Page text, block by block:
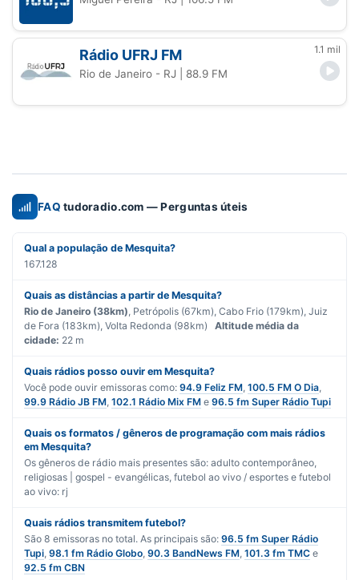
Rádio UFRJ FM 1.1 mil
Rio de Janeiro - RJ | 88.9 FM
FAQ tudoradio.com — Perguntas úteis
Qual a população de Mesquita?
167.128
Quais as distâncias a partir de Mesquita?
Rio de Janeiro (38km) , Petrópolis (67km), Cabo Frio (179km), Juiz
de Fora (183km), Volta Redonda (98km) Altitude média da
cidade: 22 m
Quais rádios posso ouvir em Mesquita?
Você pode ouvir emissoras como: 94.9 Feliz FM 100.5 FM O Dia
99.9 Rádio JB FM 102.1 Rádio Mix FM e 96.5 fm Super Rádio Tupi
Quais os formatos / gêneros de programação com mais rádios
em Mesquita?
Os gêneros de rádio mais presentes são: adulto contemporâneo
religiosas | gospel - evangélicas futebol ao vivo / esportes e futebol
ao vivo: rj
Quais rádios transmitem futebol?
São 8 emissoras no total. As principais são: 96.5 fm Super Rádio
Tupi 98.1 fm Rádio Globo 90.3 BandNews FM 101.3 fm TMC e
92.5 fm CBN